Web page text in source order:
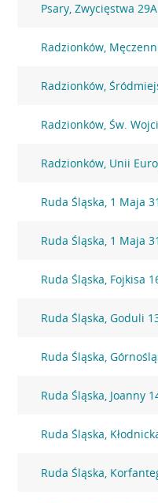
Psary, Zwycięstwa 29A
Radzionków,
Radzionków,
Radzionków, Św.
Radzionków, Unii
Ruda Śląska, 1 Maja
Ruda Śląska, 1 Maja
Ruda Śląska, Fojkisa
Ruda Śląska, Goduli
Ruda Śląska,
Ruda Śląska, Joanny
Ruda Śląska,
Ruda Śląska,